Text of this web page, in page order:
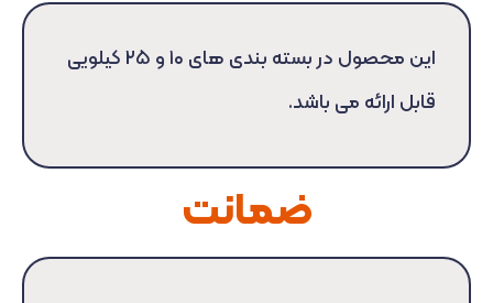
این محصول در بسته بندی های ۱۰ و ۲۵ کیلویی
قابل ارائه می باشد.
ضمانت